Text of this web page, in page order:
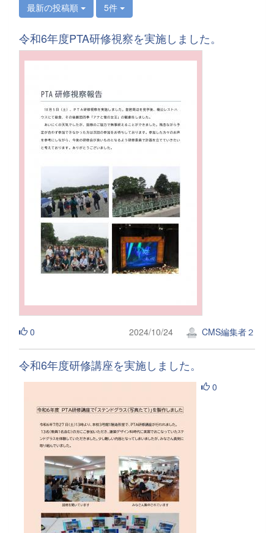
最新の投稿順 5件
令和6年度PTA研修視察を実施しました。
0 2024/10/24 CMS編集者２
令和6年度研修講座を実施しました。
0